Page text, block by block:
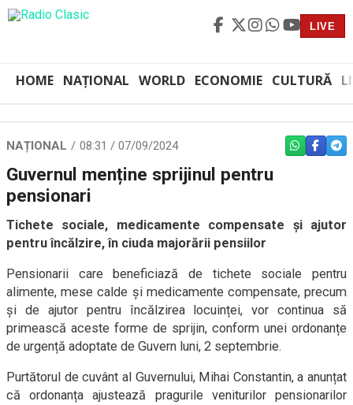
LIVE
HOME NAȚIONAL WORLD ECONOMIE CULTURĂ
NAȚIONAL 08:31 / 07/09/2024 WHATSAPP
Guvernul menține sprijinul pentru
pensionari
Tichete sociale, medicamente compensate și ajutor
pentru încălzire, în ciuda majorării pensiilor
Pensionarii care beneficiază de tichete sociale pentru
alimente, mese calde și medicamente compensate, precum
și de ajutor pentru încălzirea locuinței, vor continua să
primească aceste forme de sprijin, conform unei ordonanțe
de urgență adoptate de Guvern luni, 2 septembrie.
Purtătorul de cuvânt al Guvernului, Mihai Constantin, a anunțat
că ordonanța ajustează pragurile veniturilor pensionarilor